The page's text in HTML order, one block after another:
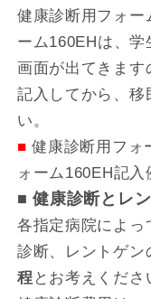
健康診断用フォー
ーム160EHは、
画面が出てきます
記入してから、移
い。
■ 健康診断用フォ
ォーム160EH記入
■ 健康診断とレ
各指定病院によっ
診断、レントゲ
程 とお考えくださ